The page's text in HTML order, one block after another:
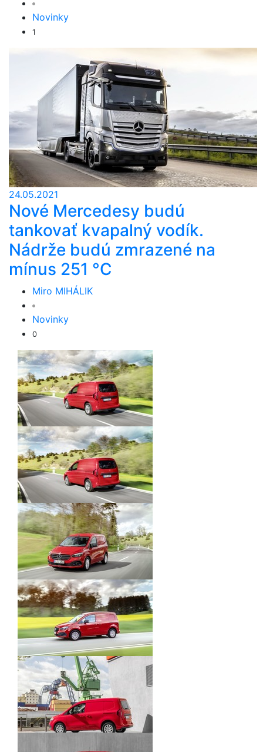
Novinky
1
24.05.2021
Nové Mercedesy budú
tankovať kvapalný vodík.
Nádrže budú zmrazené na
mínus 251 °C
Miro MIHÁLIK
Novinky
0